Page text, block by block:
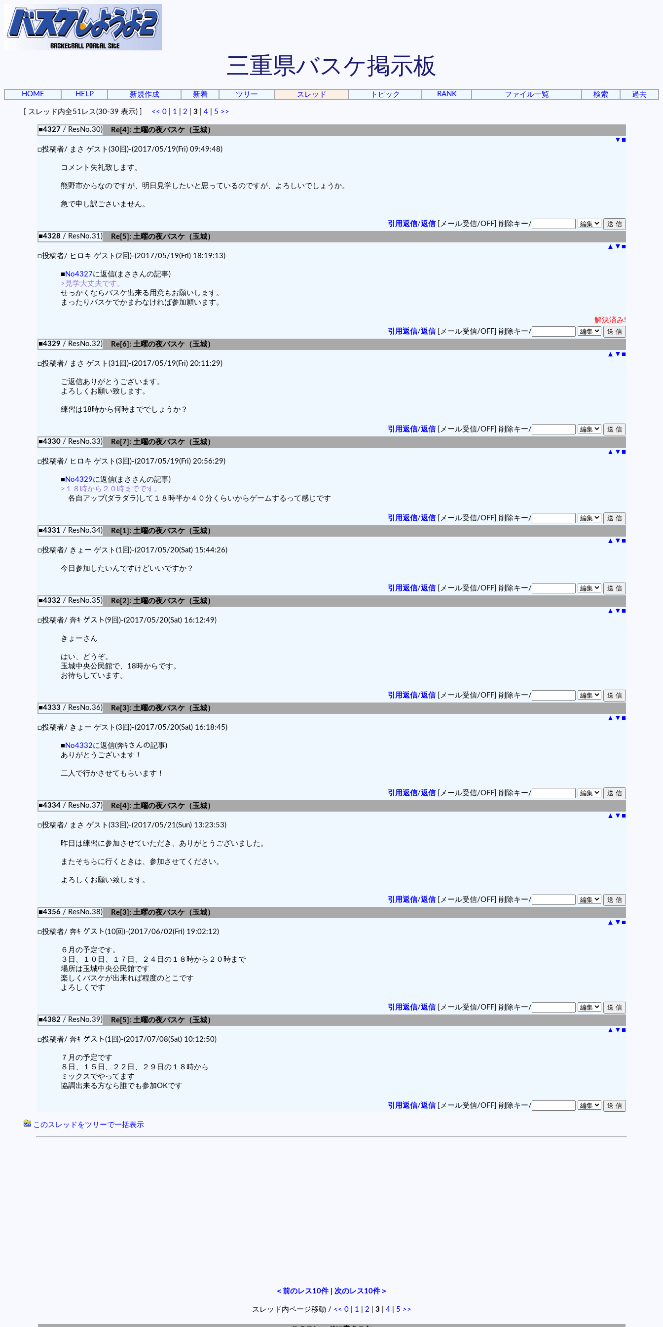
三重県バスケ掲示板
HOME HELP 新規作成 新着 ツリー スレッド トピック RANK ファイル一覧 検索 過去
[ スレッド内全51レス(30-39 表示) ] << 0 1 2 3 4 5 >>
■4327 / ResNo.30)
Re[4]: 土曜の夜バスケ（玉城）
▼ ■
□投稿者/ まさ ゲスト(30回)-(2017/05/19(Fri) 09:49:48)
コメント失礼致します。
熊野市からなのですが、明日見学したいと思っているのですが、よろしいでしょうか。
急で申し訳ごさいません。
引用返信/返信[メール受信/OFF] 削除キー/
■4328 / ResNo.31)
Re[5]: 土曜の夜バスケ（玉城）
▲ ▼ ■
□投稿者/ ヒロキ ゲスト(2回)-(2017/05/19(Fri) 18:19:13)
■No4327に返信(まささんの記事)
>見学大丈夫です。
せっかくならバスケ出来る用意もお願いします。
まったりバスケでかまわなければ参加願います。
解決済み!
引用返信/返信[メール受信/OFF] 削除キー/
■4329 / ResNo.32)
Re[6]: 土曜の夜バスケ（玉城）
▲ ▼ ■
□投稿者/ まさ ゲスト(31回)-(2017/05/19(Fri) 20:11:29)
ご返信ありがとうございます。
よろしくお願い致します。
練習は18時から何時まででしょうか？
引用返信/返信[メール受信/OFF] 削除キー/
■4330/ ResNo.33)
Re[7]: 土曜の夜バスケ（玉城）
▲ ▼ ■
□投稿者/ ヒロキ ゲスト(3回)-(2017/05/19(Fri) 20:56:29)
■No4329に返信(まささんの記事)
>１８時から２０時までです。
各自アップ(ダラダラ)して１８時半か４０分くらいからゲームするって感じです
引用返信/返信[メール受信/OFF] 削除キー/
■4331 / ResNo.34)
Re[1]: 土曜の夜バスケ（玉城）
▲ ▼ ■
□投稿者/ きょー ゲスト(1回)-(2017/05/20(Sat) 15:44:26)
今日参加したいんですけどいいですか？
引用返信/返信[メール受信/OFF] 削除キー/
■4332 / ResNo.35)
Re[2]: 土曜の夜バスケ（玉城）
▲ ▼ ■
□投稿者/ 奔ｷ ゲスト(9回)-(2017/05/20(Sat) 16:12:49)
きょーさん
はい、どうぞ。
玉城中央公民館で、18時からです。
お待ちしています。
引用返信/返信[メール受信/OFF] 削除キー/
■4333 / ResNo.36)
Re[3]: 土曜の夜バスケ（玉城）
▲ ▼ ■
□投稿者/ きょー ゲスト(3回)-(2017/05/20(Sat) 16:18:45)
■No4332に返信(奔ｷさんの記事)
ありがとうございます！
二人で行かさせてもらいます！
引用返信/返信[メール受信/OFF] 削除キー/
■4334/ ResNo.37)
Re[4]: 土曜の夜バスケ（玉城）
▲ ▼ ■
□投稿者/ まさ ゲスト(33回)-(2017/05/21(Sun) 13:23:53)
昨日は練習に参加させていただき、ありがとうございました。
またそちらに行くときは、参加させてください。
よろしくお願い致します。
引用返信/返信[メール受信/OFF] 削除キー/
■4356/ ResNo.38)
Re[3]: 土曜の夜バスケ（玉城）
▲ ▼ ■
□投稿者/ 奔ｷ ゲスト(10回)-(2017/06/02(Fri) 19:02:12)
６月の予定です。
３日、１０日、１７日、２４日の１８時から２０時まで
場所は玉城中央公民館です
楽しくバスケが出来れば程度のとこです
よろしくです
引用返信/返信[メール受信/OFF] 削除キー/
■4382 / ResNo.39)
Re[5]: 土曜の夜バスケ（玉城）
▲ ▼ ■
□投稿者/ 奔ｷ ゲスト(1回)-(2017/07/08(Sat) 10:12:50)
７月の予定です
８日、１５日、２２日、２９日の１８時から
ミックスでやってます
協調出来る方なら誰でも参加OKです
引用返信/返信[メール受信/OFF] 削除キー/
このスレッドをツリーで一括表示
＜前のレス10件 次のレス10件＞
スレッド内ページ移動 / << 0| 1 2 3 4| 5 >>